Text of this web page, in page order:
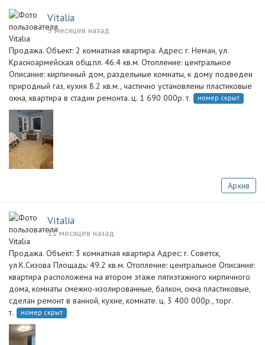
Vitalia
9 месяцев назад
Продажа. Объект: 2 комнатная квартира. Адрес: г. Неман, ул.
Красноармейская общ.пл. 46.4 кв.м. Отопление: центральное
Описание: кирпичный дом, раздельные комнаты, к дому подведен
природный газ, кухня 8.2 кв.м., частично установлены пластиковые
окна, квартира в стадии ремонта. ц. 1 690 000р. т.
номер скрыт
Архив
Vitalia
11 месяцев назад
Продажа. Объект: 3 комнатная квартира Адрес: г. Советск,
ул.К.Сизова Площадь: 49.2 кв.м. Отопление: центральное Описание:
квартира расположена на втором этаже пятиэтажного кирпичного
дома, комнаты смежно-изолированные, балкон, окна пластиковые,
сделан ремонт в ванной, кухне, комнате. ц. 3 400 000р., торг.
т.
номер скрыт